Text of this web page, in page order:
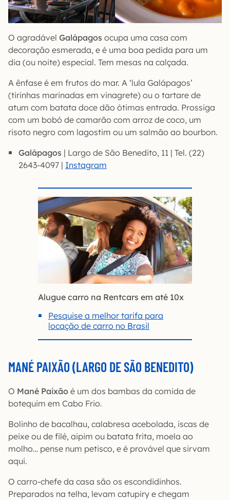
O agradável Galápagos ocupa uma casa com
decoração esmerada, e é uma boa pedida para um
dia (ou noite) especial. Tem mesas na calçada.
A ênfase é em frutos do mar. A ‘lula Galápagos’
(tirinhas marinadas em vinagrete) ou o tartare de
atum com batata doce dão ótimas entrada. Prossiga
com um bobó de camarão com arroz de coco, um
risoto negro com lagostim ou um salmão ao bourbon.
Galápagos | Largo de São Benedito, 11 | Tel. (22)
2643-4097 | Instagram
Alugue carro na Rentcars em até 10x
Pesquise a melhor tarifa para
locação de carro no Brasil
MANÉ PAIXÃO (LARGO DE SÃO BENEDITO)
O Mané Paixão é um dos bambas da comida de
botequim em Cabo Frio.
Bolinho de bacalhau, calabresa acebolada, iscas de
peixe ou de filé, aipim ou batata frita, moela ao
molho… pense num petisco, e é provável que sirvam
aqui.
O carro-chefe da casa são os escondidinhos.
Preparados na telha, levam catupiry e chegam